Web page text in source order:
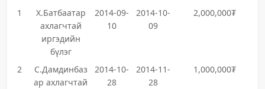
1
Х.Батбаатар
ахлагчтай
иргэдийн
бүлэг
2014-09-
10
2014-10-
09
2,000,000₮
2
С.Дамдинбаз
ар ахлагчтай
2014-10-
28
2014-11-
28
1,000,000₮